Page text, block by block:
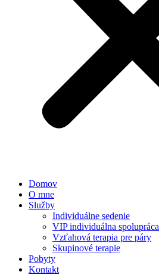
Domov
O mne
Služby
Individuálne sedenie
VIP individuálna spolupráca
Vzťahová terapia pre páry
Skupinové terapie
Pobyty
Kontakt